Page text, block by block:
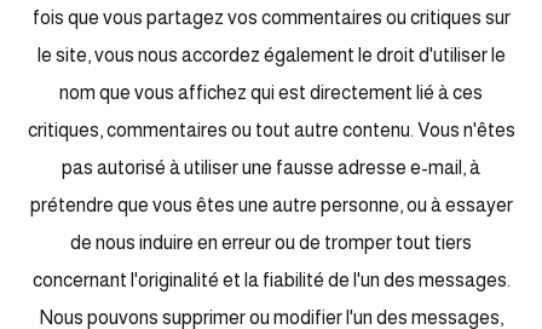
fois que vous partagez vos commentaires ou critiques sur
le site, vous nous accordez également le droit d'utiliser le
nom que vous affichez qui est directement lié à ces
critiques, commentaires ou tout autre contenu. Vous n'êtes
pas autorisé à utiliser une fausse adresse e-mail, à
prétendre que vous êtes une autre personne, ou à essayer
de nous induire en erreur ou de tromper tout tiers
concernant l'originalité et la fiabilité de l'un des messages.
Nous pouvons supprimer ou modifier l'un des messages,